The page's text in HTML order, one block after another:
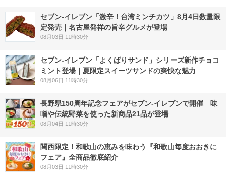
セブン-イレブン「激辛！台湾ミンチカツ」8月4日数量限
定発売｜名古屋発祥の旨辛グルメが登場
08月03日 11時30分
セブン‐イレブン「よくばりサンド」シリーズ新作チョコ
ミント登場｜夏限定スイーツサンドの爽快な魅力
08月06日 11時30分
長野県150周年記念フェアがセブン-イレブンで開催 味
噌や伝統野菜を使った新商品21品が登場
08月04日 11時30分
関西限定！和歌山の恵みを味わう『和歌山毎度おおきに
フェア』全商品徹底紹介
08月03日 11時30分